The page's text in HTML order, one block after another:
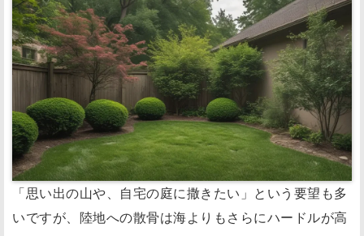
「思い出の山や、自宅の庭に撒きたい」という要望も多
いですが、陸地への散骨は海よりもさらにハードルが高